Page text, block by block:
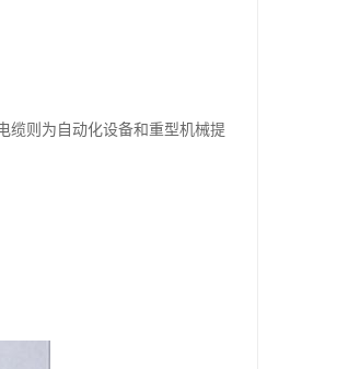
缆则为自动化设备和重型机械提